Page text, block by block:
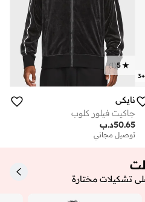
+
3
5
(
1
)
نايكي
جاكيت فيلور كلوب
د.ب50.65
توصيل مجاني